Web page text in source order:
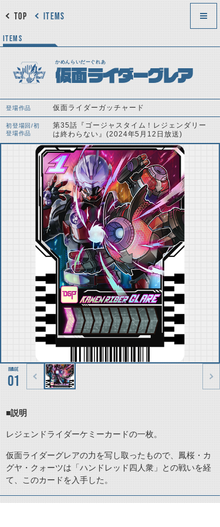
ITEMS
TOP
ITEMS
かめんらいだーぐれあ
仮面ライダーグレア
登場作品 仮面ライダーガッチャード
初登場回/初
登場作品
第35話『ゴージャスタイム！レジェンダリー
は終わらない』(2024年5月12日放送)
01
■説明
レジェンドライダーケミーカードの一枚。
仮面ライダーグレアの力を写し取ったもので、鳳桜・カ
グヤ・クォーツは「ハンドレッド四人衆」との戦いを経
て、このカードを入手した。